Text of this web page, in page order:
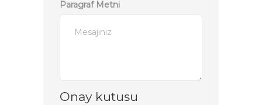
Paragraf Metni
Onay kutusu